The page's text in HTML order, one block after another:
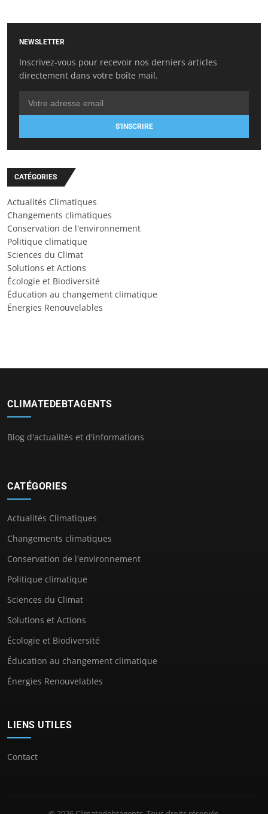
NEWSLETTER
Inscrivez-vous pour recevoir nos derniers articles
directement dans votre boîte mail.
S'INSCRIRE
CATÉGORIES
Actualités Climatiques
Changements climatiques
Conservation de l'environnement
Politique climatique
Sciences du Climat
Solutions et Actions
Écologie et Biodiversité
Éducation au changement climatique
Énergies Renouvelables
CLIMATEDEBTAGENTS
Blog d'actualités et d'informations
CATÉGORIES
Actualités Climatiques
Changements climatiques
Conservation de l'environnement
Politique climatique
Sciences du Climat
Solutions et Actions
Écologie et Biodiversité
Éducation au changement climatique
Énergies Renouvelables
LIENS UTILES
Contact